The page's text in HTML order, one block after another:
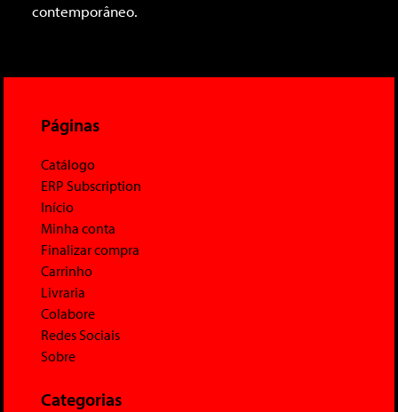
contemporâneo.
Páginas
Catálogo
ERP Subscription
Início
Minha conta
Finalizar compra
Carrinho
Livraria
Colabore
Redes Sociais
Sobre
Categorias